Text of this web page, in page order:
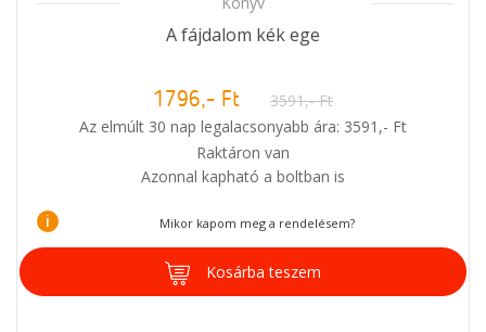
A fájdalom kék ege
1796,- Ft
3591,- Ft
Az elmúlt 30 nap legalacsonyabb ára: 3591,- Ft
Raktáron van
Azonnal kapható a boltban is
i Mikor kapom meg a rendelésem?
Kosárba teszem